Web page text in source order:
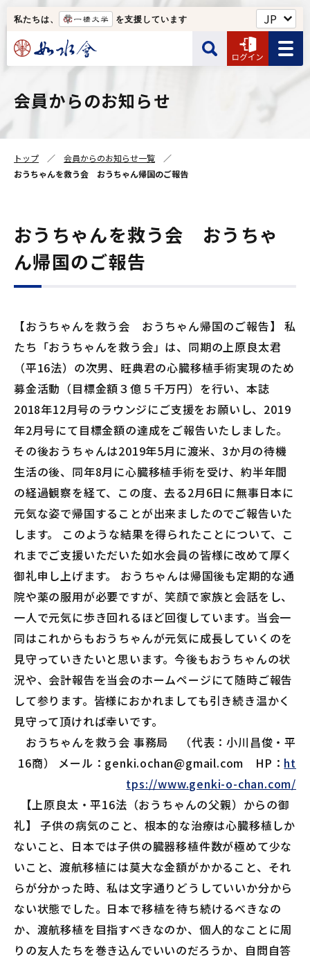
私たちは、 を支援しています
如水会館・一橋クラブなど
如水会について
サイト内検索
ユーザー名
ユーザー名の入力は半角です。
パスワードがわからない方はこちら
ユーザー名がわからない・メールアドレス未登録の方
はこちら
ユーザー名とパスワードは、当会ホームページ
の利用に必要な大切な情報です。
第三者に貸与したり、知られたりすることがな
いよう適切に管理してください。
不正な利用等を検知した際には、ログイン操作
を一旦停止して、ユーザー名とパスワードの変
更等の対応をお願いする場合があります。
入会手続
手続
申込
閲覧
会員からのお知らせ
トップ
会員からのお知らせ一覧
おうちゃんを救う会 おうちゃん帰国のご報告
おうちゃんを救う会 おうちゃ
ん帰国のご報告
【おうちゃんを救う会 おうちゃん帰国のご報告】 私
たち「おうちゃんを救う会」は、同期の上原良太君
（平16法）の次男、旺典君の心臓移植手術実現のため
募金活動（目標金額３億５千万円）を行い、本誌
2018年12月号のラウンジにご支援をお願いし、2019
年2月号にて目標金額の達成をご報告いたしました。
その後おうちゃんは2019年5月に渡米、3か月の待機
生活の後、同年8月に心臓移植手術を受け、約半年間
の経過観察を経て、この度、去る2月6日に無事日本に
元気な姿で帰国することが出来ましたのでご報告いた
します。 このような結果を得られたことについて、こ
れまでご支援いただいた如水会員の皆様に改めて厚く
御礼申し上げます。 おうちゃんは帰国後も定期的な通
院や薬の服用が必要ですが、笑顔で家族と会話をし、
一人で元気に歩き回れるほど回復しています。当会一
同はこれからもおうちゃんが元気に成長していくのを
見守っていきたいと思います。今後もおうちゃんの状
況や、会計報告を当会のホームページにて随時ご報告
して参ります。皆様におかれましても引き続き温かく
見守って頂ければ幸いです。
おうちゃんを救う会 事務局 （代表：小川昌俊・平
16商） メール：genki.ochan@gmail.com HP： ht
tps://www.genki-o-chan.com/
【上原良太・平16法（おうちゃんの父親）からの御
礼】 子供の病気のこと、根本的な治療は心臓移植しか
ないこと、日本では子供の臓器移植件数が極めて少な
いこと、渡航移植には莫大な金額がかかること、それ
らが分かった時、私は文字通りどうしていいか分から
ない状態でした。日本で移植を待ち続けるべきなの
か、渡航移植を目指すべきなのか、個人的なことに周
りの友人たちを巻き込んでいいのだろうか、自問自答